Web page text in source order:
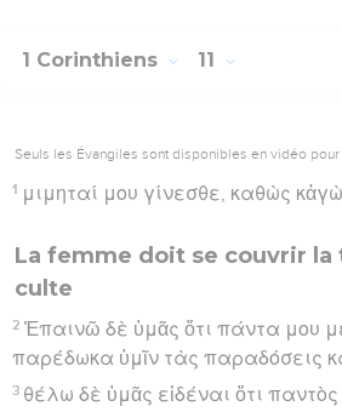
1 Corinthiens 11
Seuls les Évangiles sont disponibles en vidéo pour
1 μιμηταί μου γίνεσθε, καθὼς κἀγὼ
La femme doit se couvrir la
culte
2 Ἐπαινῶ δὲ ὑμᾶς ὅτι πάντα μου
παρέδωκα ὑμῖν τὰς παραδόσεις
3 θέλω δὲ ὑμᾶς εἰδέναι ὅτι